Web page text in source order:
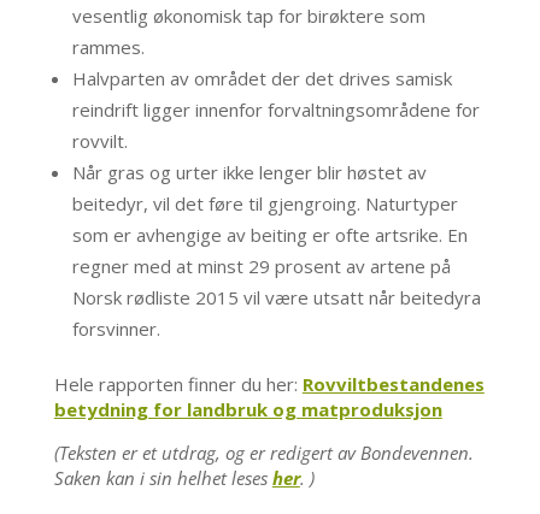
vesentlig økonomisk tap for birøktere som
rammes.
Halvparten av området der det drives samisk
reindrift ligger innenfor forvaltningsområdene for
rovvilt.
Når gras og urter ikke lenger blir høstet av
beitedyr, vil det føre til gjengroing. Naturtyper
som er avhengige av beiting er ofte artsrike. En
regner med at minst 29 prosent av artene på
Norsk rødliste 2015 vil være utsatt når beitedyra
forsvinner.
Hele rapporten finner du her: Rovviltbestandenes
betydning for landbruk og matproduksjon
(Teksten er et utdrag, og er redigert av Bondevennen.
Saken kan i sin helhet leses her. )